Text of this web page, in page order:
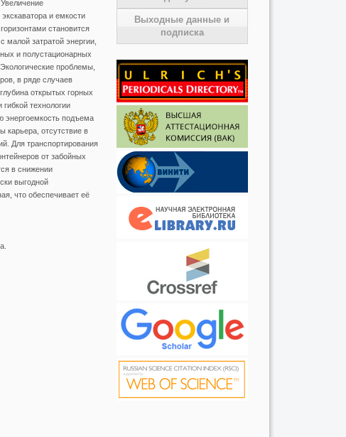
Выходные данные и
подписка
и емкости
становится
малой затратой энергии,
и полустационарных
проблемы,
в ряде случаев
открытых горных
технологии
энергоемкость подъема
карьера, отсутствие в
Для транспортирования
от забойных
в снижении
выгодной
что обеспечивает её